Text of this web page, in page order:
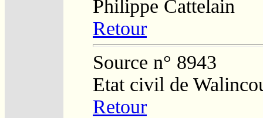
Philippe Cattelain
Retour
Source n° 8943
Etat civil de
Retour